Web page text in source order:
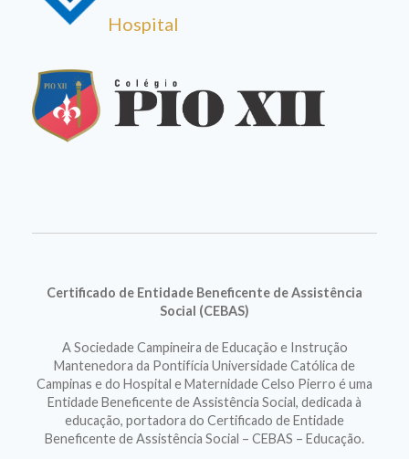
Hospital
Certificado de Entidade Beneficente de Assistência
Social (CEBAS)
A Sociedade Campineira de Educação e Instrução
Mantenedora da Pontifícia Universidade Católica de
Campinas e do Hospital e Maternidade Celso Pierro é uma
Entidade Beneficente de Assistência Social, dedicada à
educação, portadora do Certificado de Entidade
Beneficente de Assistência Social – CEBAS – Educação.